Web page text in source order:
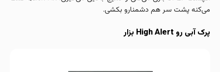
می‌کنه پشت سر هم دشمنارو بکشی.
پرک آبی رو High Alert بزار